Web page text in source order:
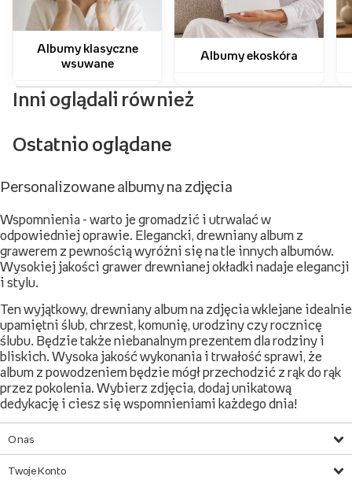
Albumy klasyczne
Inni oglądali również
Personalizowane albumy na zdjęcia
Wspomnienia - warto je gromadzić i utrwalać w
odpowiedniej oprawie. Elegancki, drewniany album z
grawerem z pewnością wyróżni się na tle innych albumów.
Wysokiej jakości grawer drewnianej okładki nadaje elegancji
i stylu.
Ten wyjątkowy, drewniany album na zdjęcia wklejane idealnie
upamiętni ślub, chrzest, komunię, urodziny czy rocznicę
ślubu. Będzie także niebanalnym prezentem dla rodziny i
bliskich. Wysoka jakość wykonania i trwałość sprawi, że
album z powodzeniem będzie mógł przechodzić z rąk do rąk
przez pokolenia. Wybierz zdjęcia, dodaj unikatową
O nas